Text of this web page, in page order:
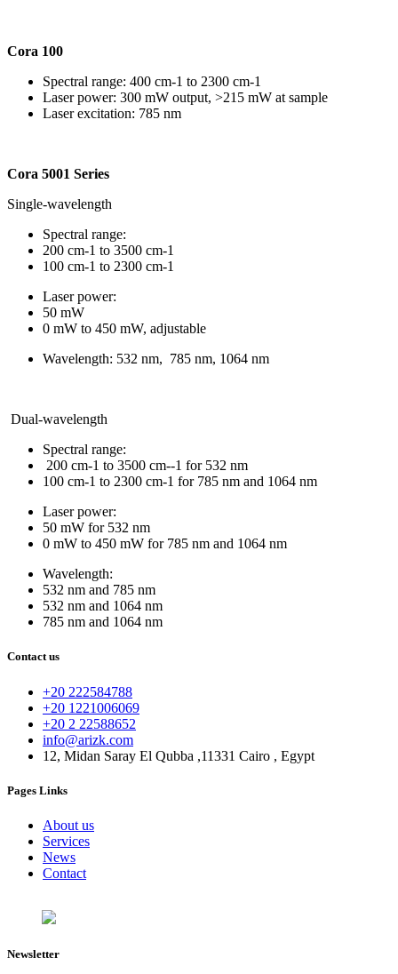
Cora 100
Spectral range: 400 cm-1 to 2300 cm-1
Laser power: 300 mW output, >215 mW at sample
Laser excitation: 785 nm
Cora 5001 Series
Single-wavelength
Spectral range:
200 cm-1 to 3500 cm-1
100 cm-1 to 2300 cm-1
Laser power:
50 mW
0 mW to 450 mW, adjustable
Wavelength: 532 nm, 785 nm, 1064 nm
Dual-wavelength
Spectral range:
200 cm-1 to 3500 cm--1 for 532 nm
100 cm-1 to 2300 cm-1 for 785 nm and 1064 nm
Laser power:
50 mW for 532 nm
0 mW to 450 mW for 785 nm and 1064 nm
Wavelength:
532 nm and 785 nm
532 nm and 1064 nm
785 nm and 1064 nm
Contact us
+20 222584788
+20 1221006069
+20 2 22588652
info@arizk.com
12, Midan Saray El Qubba ,11331 Cairo , Egypt
Pages Links
About us
Services
News
Contact
Newsletter